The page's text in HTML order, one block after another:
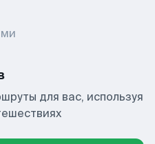
для вас, используя